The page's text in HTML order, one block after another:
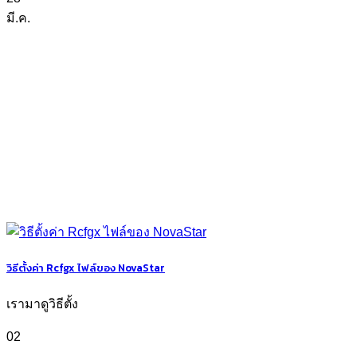
มี.ค.
วิธีตั้งค่า Rcfgx ไฟล์ของ NovaStar
เรามาดูวิธีตั้ง
02